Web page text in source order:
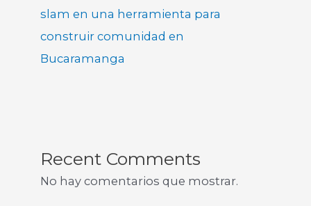
slam en una herramienta para
construir comunidad en
Bucaramanga
Recent Comments
No hay comentarios que mostrar.